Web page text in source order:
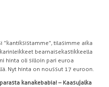
”kantiksistamme”, tilasimme aika
bearnaisekastikkeella
hinta oli silloin pari euroa
Nyt hinta on noussut 17 euroon.
kanakebabia! – Kaasujalka